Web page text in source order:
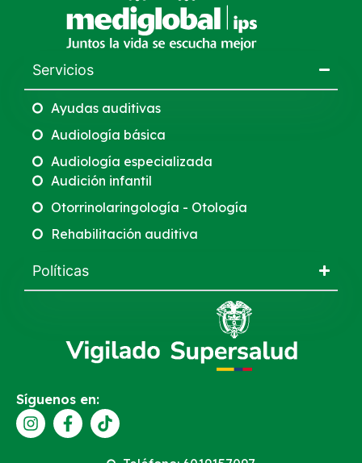
Servicios
Ayudas auditivas
Audiología básica
Audiología especializada
Audición infantil
Otorrinolaringología - Otología
Rehabilitación auditiva
Políticas
Síguenos en: